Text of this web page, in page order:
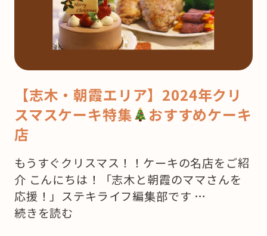
【志木・朝霞エリア】2024年クリ
スマスケーキ特集
おすすめケーキ
店
もうすぐクリスマス！！ケーキの名店をご紹
介 こんにちは！「志木と朝霞のママさんを
応援！」ステキライフ編集部です …
“【志
続きを読む